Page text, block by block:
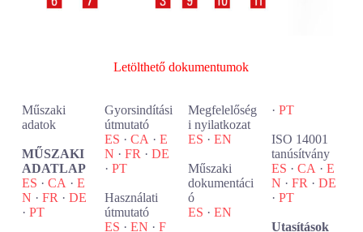
Letölthető dokumentumok
Műszaki
adatok
MŰSZAKI
ADATLAP
ES · CA · E
N · FR · DE
· PT
Gyorsindítási
útmutató
ES ·CA ·E
N ·FR ·DE
·PT
Használati
útmutató
ES ·EN ·F
Megfelelőség
i nyilatkozat
ES · EN
Műszaki
dokumentáci
ó
ES · EN
· PT
ISO 14001
tanúsítvány
ES · CA · E
N · FR · DE
· PT
Utasítások